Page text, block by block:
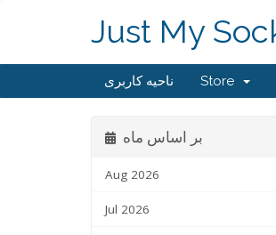
Just My
ناحیه کاربری Store
بر اساس ماه
Aug 2026
Jul 2026